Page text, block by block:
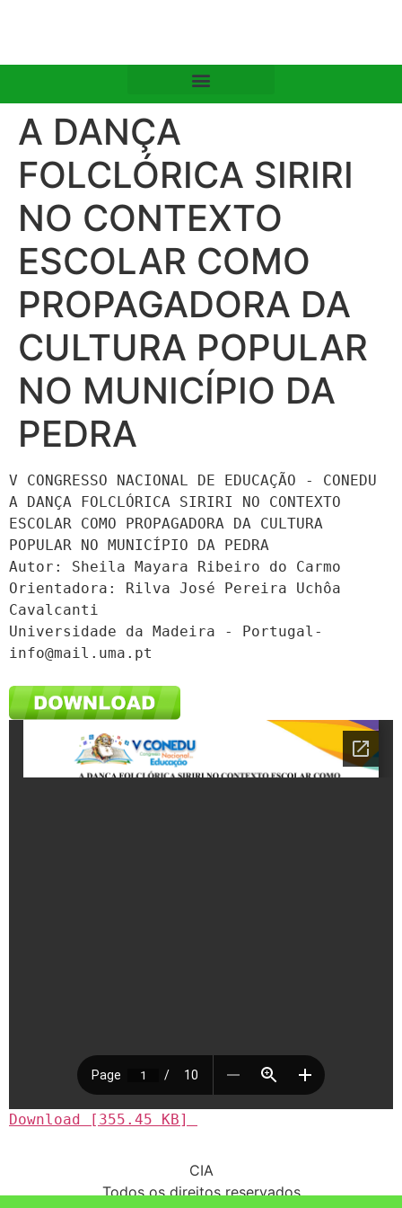
A DANÇA
FOLCLÓRICA SIRIRI
NO CONTEXTO
ESCOLAR COMO
PROPAGADORA DA
CULTURA POPULAR
NO MUNICÍPIO DA
PEDRA
V CONGRESSO NACIONAL DE EDUCAÇÃO - CONEDU
A DANÇA FOLCLÓRICA SIRIRI NO CONTEXTO
ESCOLAR COMO PROPAGADORA DA CULTURA
POPULAR NO MUNICÍPIO DA PEDRA
Autor: Sheila Mayara Ribeiro do Carmo
Orientadora: Rilva José Pereira Uchôa
Cavalcanti
Universidade da Madeira - Portugal-
info@mail.uma.pt
Download [355.45 KB]
CIA
Todos os direitos reservados